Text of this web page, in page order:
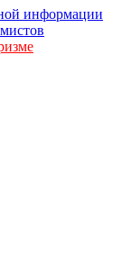
информации